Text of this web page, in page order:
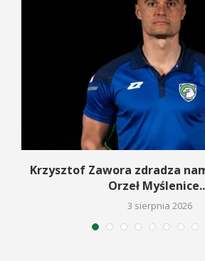
Krzysztof Zawora zdradza
Orzeł
3 sierpnia 2026